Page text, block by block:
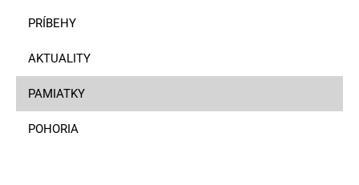
PRÍBEHY
AKTUALITY
PAMIATKY
POHORIA